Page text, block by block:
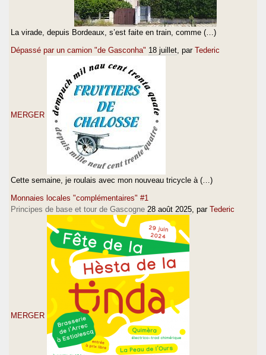
La virade, depuis Bordeaux, s’est faite en train, comme (…)
Dépassé par un camion "de Gasconha" 18 juillet , par Tederic
MERGER
Cette semaine, je roulais avec mon nouveau tricycle à (…)
Monnaies locales "complémentaires" #1
Principes de base et tour de Gascogne 28 août 2025 , par Tederic
MERGER